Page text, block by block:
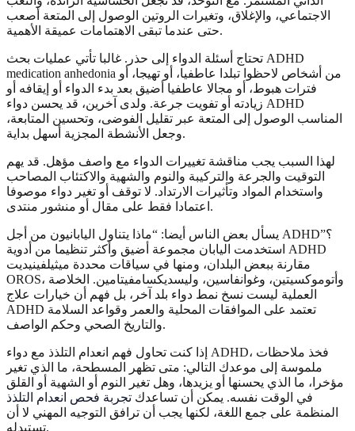
الاجتماعي، والإغلاق، وتغيرات الروتين الوصول إلى المتعة أصعب
حتى عندما تبقى الاهتمامات عميقة الأهمية.
تحتاج أسئلة الدواء إلى حذر. غالبا تأتي عمليات بحث ADHD
medication anhedonia من أشخاص لاحظوا تبلدا عاطفيا، أو تهيجا، أو
فترات هبوط، أو مجالا عاطفيا أضيق بعد بدء الدواء أو إيقافه أو
زيادته أو تفويت جرعة. ولدى آخرين، قد يحسن دواء ADHD
المناسب الوصول إلى المتعة عبر تقليل الفوضى، وتحسين المتابعة،
وجعل الأنشطة المجزية أسهل بداية.
لهذا السبب يجب مناقشة تغييرات الدواء مع واصف مؤهل. قد يهم
التوقيت والجرعة والتركيبة والنوم والشهية والاكتئاب المصاحب
واستخدام المواد وتأثيرات الارتداد. لا توقف أو تغير دواء موصوفا
اعتمادا فقط على مقال أو منشور منتدى.
يسأل بعض الناس أيضا: “ماذا يتناول اليابانيون من أجل ADHD؟”
استخدمت اليابان مجموعة أضيق وأكثر تنظيما من أدوية ADHD
مقارنة ببعض البلدان، ومنها في سياقات محددة ميثيلفينيديت
OROS، وأتوموكسيتين، وغوانفاسين، وليسديكسامفيتامين. الخلاصة
العملية ليست نسخ نمط دواء بلد آخر، بل فهم أن خيارات علاج
ADHD تعتمد على الموافقات المحلية والعمر وقواعد السلامة
والتاريخ الصحي وحكم الواصف.
إذا كنت تحاول فهم انعدام التلذذ مع دواء ADHD، فخذ ملاحظات
ملموسة إلى موعدك التالي: متى تظهر المسطحة، ما الذي تغير
مؤخرا، ما الذي يحسنها أو يزيدها، وهل تغير النوم أو الشهية أو القلق
في الوقت نفسه. يمكن أن تساعدك تجربة فحص انعدام التلذذ
المنظمة على جمع اللغة، لكنها يجب أن ترافق التوجيه المهني لا أن
تستبدله.